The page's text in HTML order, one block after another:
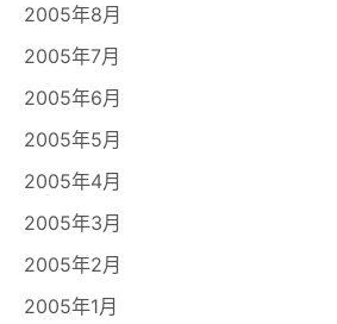
2005年8月
2005年7月
2005年6月
2005年5月
2005年4月
2005年3月
2005年2月
2005年1月